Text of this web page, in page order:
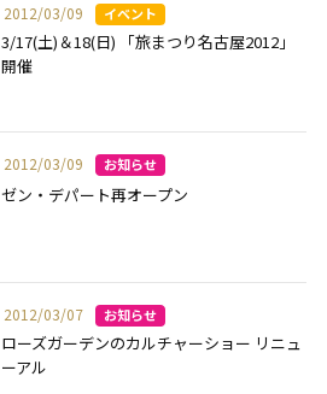
2012/03/09
3/17(土)＆18(日) 「旅まつり名古屋2012」
開催
2012/03/09
ゼン・デパート再オープン
2012/03/07
ローズガーデンのカルチャーショー リニュ
ーアル